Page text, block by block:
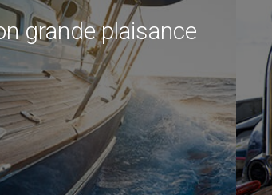
grande plaisance